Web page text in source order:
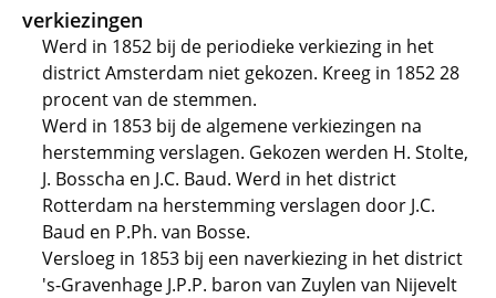
verkiezingen
Werd in 1852 bij de periodieke verkiezing in het
district Amsterdam niet gekozen. Kreeg in 1852 28
procent van de stemmen.
Werd in 1853 bij de algemene verkiezingen na
herstemming verslagen. Gekozen werden H. Stolte,
J. Bosscha en J.C. Baud. Werd in het district
Rotterdam na herstemming verslagen door J.C.
Baud en P.Ph. van Bosse.
Versloeg in 1853 bij een naverkiezing in het district
's-Gravenhage J.P.P. baron van Zuylen van Nijevelt